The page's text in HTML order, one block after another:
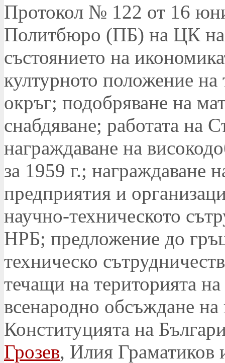
Протокол № 122 от 16
Политбюро (ПБ) на ЦК на
състоянието на
културното положение на
окръг; подобряване на
снабдяване; работата на
награждаване на
за 1959 г.; награждаване
предприятия и
научно-техническото
НРБ; предложение до
техническо
течащи на територията
всенародно обсъждане на
Конституцията на
Грозев, Илия